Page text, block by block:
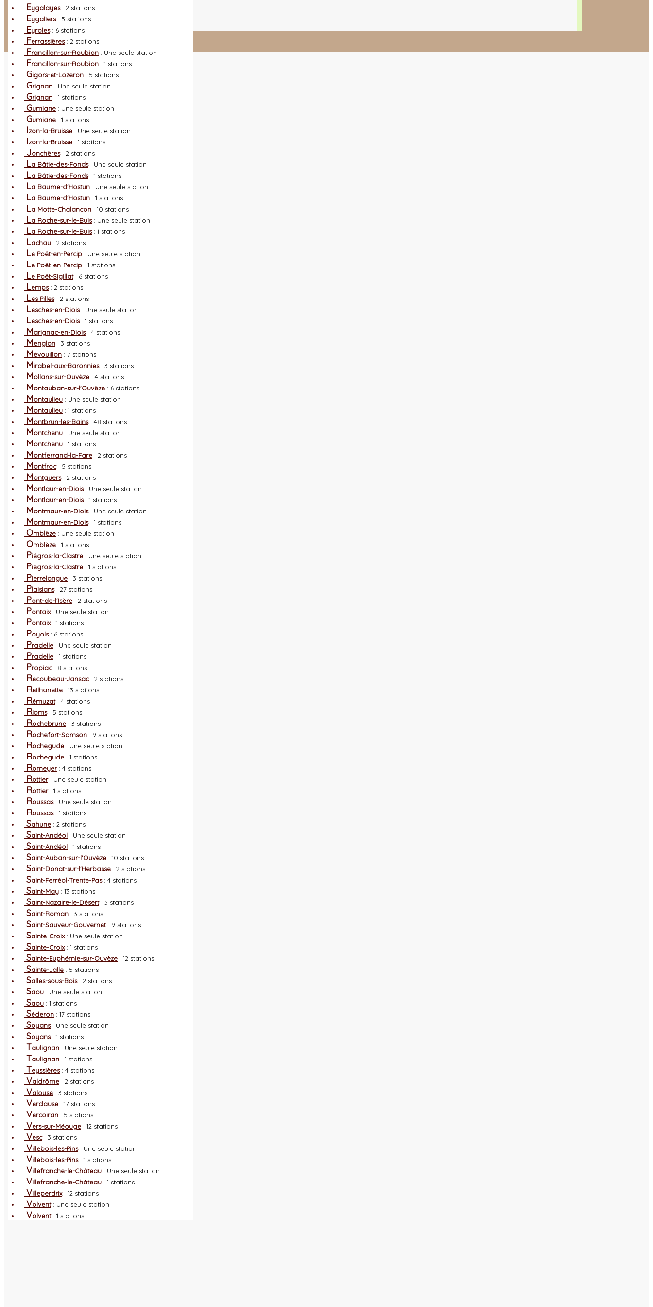
Les nouveautésQuoi de neuf ?
Autres sitesLiens orchidophiles
R éalisation du site
Connexion adhérent
Eygalayes: 2 stations
Eygaliers: 5 stations
Eyroles: 6 stations
Ferrassières: 2 stations
Francillon-sur-Roubion : Une seule station
Francillon-sur-Roubion : 1 stations
Gigors-et-Lozeron : 5 stations
Grignan : Une seule station
Grignan : 1 stations
Gumiane : Une seule station
Gumiane : 1 stations
Izon-la-Bruisse : Une seule station
Izon-la-Bruisse : 1 stations
Jonchères: 2 stations
La Bâtie-des-Fonds: Une seule station
La Bâtie-des-Fonds: 1 stations
La Baume-d'Hostun : Une seule station
La Baume-d'Hostun : 1 stations
La Motte-Chalancon : 10 stations
La Roche-sur-le-Buis: Une seule station
La Roche-sur-le-Buis: 1 stations
Lachau : 2 stations
Le Poët-en-Percip : Une seule station
Le Poët-en-Percip : 1 stations
Le Poët-Sigillat: 6 stations
Lemps: 2 stations
Les Pilles: 2 stations
Lesches-en-Diois: Une seule station
Lesches-en-Diois: 1 stations
Marignac-en-Diois: 4 stations
Menglon : 3 stations
Mévouillon : 7 stations
Mirabel-aux-Baronnies: 3 stations
Mollans-sur-Ouvèze : 4 stations
Montauban-sur-l'Ouvèze : 6 stations
Montaulieu : Une seule station
Montaulieu : 1 stations
Montbrun-les-Bains: 48 stations
Montchenu : Une seule station
Montchenu : 1 stations
Montferrand-la-Fare : 2 stations
Montfroc: 5 stations
Montguers: 2 stations
Montlaur-en-Diois: Une seule station
Montlaur-en-Diois: 1 stations
Montmaur-en-Diois: Une seule station
Montmaur-en-Diois: 1 stations
Omblèze : Une seule station
Omblèze : 1 stations
Piégros-la-Clastre : Une seule station
Piégros-la-Clastre : 1 stations
Pierrelongue : 3 stations
Plaisians: 27 stations
Pont-de-l'Isère : 2 stations
Pontaix: Une seule station
Pontaix: 1 stations
Poyols: 6 stations
Pradelle : Une seule station
Pradelle : 1 stations
Propiac: 8 stations
Recoubeau-Jansac: 2 stations
Reilhanette : 13 stations
Rémuzat: 4 stations
Rioms: 5 stations
Rochebrune : 3 stations
Rochefort-Samson : 9 stations
Rochegude : Une seule station
Rochegude : 1 stations
Romeyer: 4 stations
Rottier: Une seule station
Rottier: 1 stations
Roussas: Une seule station
Roussas: 1 stations
Sahune : 2 stations
Saint-Andéol : Une seule station
Saint-Andéol : 1 stations
Saint-Auban-sur-l'Ouvèze : 10 stations
Saint-Donat-sur-l'Herbasse : 2 stations
Saint-Ferréol-Trente-Pas: 4 stations
Saint-May : 13 stations
Saint-Nazaire-le-Désert: 3 stations
Saint-Roman : 3 stations
Saint-Sauveur-Gouvernet: 9 stations
Sainte-Croix: Une seule station
Sainte-Croix: 1 stations
Sainte-Euphémie-sur-Ouvèze : 12 stations
Sainte-Jalle : 5 stations
Salles-sous-Bois: 2 stations
Saou : Une seule station
Saou : 1 stations
Séderon : 17 stations
Soyans: Une seule station
Soyans: 1 stations
Taulignan : Une seule station
Taulignan : 1 stations
Teyssières: 4 stations
Valdrôme : 2 stations
Valouse : 3 stations
Verclause : 17 stations
Vercoiran : 5 stations
Vers-sur-Méouge : 12 stations
Vesc: 3 stations
Villebois-les-Pins: Une seule station
Villebois-les-Pins: 1 stations
Villefranche-le-Château : Une seule station
Villefranche-le-Château : 1 stations
Villeperdrix: 12 stations
Volvent: Une seule station
Volvent: 1 stations